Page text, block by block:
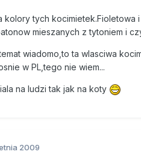
kolory tych kocimietek.Fioletowa
mieszanych z tytoniem i
wiadomo,to ta wlasciwa
w PL,tego nie wiem...
na ludzi tak jak na koty
2009